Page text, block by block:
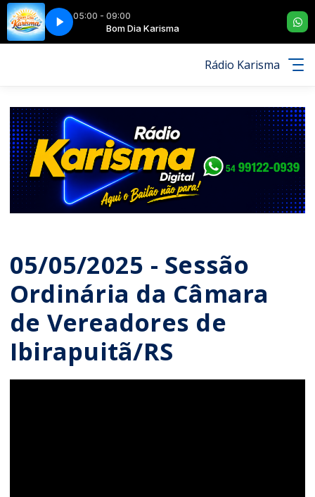
05:00 - 09:00
Bom Dia Karisma
- VOCÊ VIROU SAUDADE (MEDLEY)CORPO E ALMA - MORANGO DO
Rádio Karisma
05/05/2025 - Sessão
Ordinária da Câmara
de Vereadores de
Ibirapuitã/RS